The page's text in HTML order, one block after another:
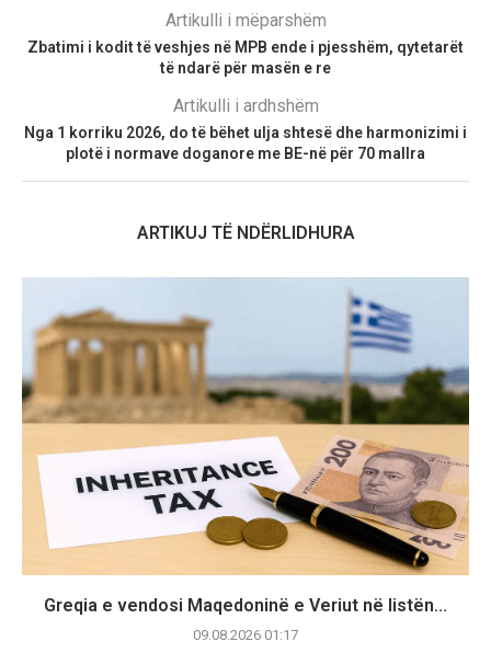
Artikulli i mëparshëm
Zbatimi i kodit të veshjes në MPB ende i pjesshëm, qytetarët
të ndarë për masën e re
Artikulli i ardhshëm
Nga 1 korriku 2026, do të bëhet ulja shtesë dhe harmonizimi i
plotë i normave doganore me BE-në për 70 mallra
ARTIKUJ TË NDËRLIDHURA
Greqia e vendosi Maqedoninë e Veriut në listën...
09.08.2026 01:17